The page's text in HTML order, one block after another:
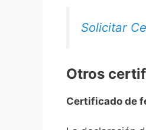
Solicitar
Otros
Certificado de